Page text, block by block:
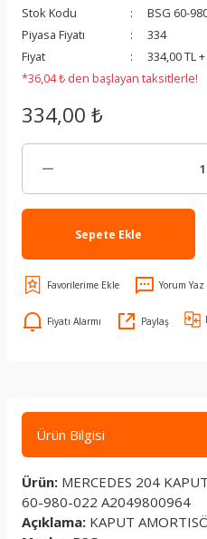
Stok Kodu
BSG 60-
Piyasa Fiyatı
334
Fiyat
334,00 TL
*36,04 ₺ den başlayan taksitlerle!
334,00 ₺
Sepete Ekle
Yorum Yaz
Fiyatı Alarmı Paylaş
Ürün Bilgisi
Ürün: MERCEDES 204
60-980-022 A2049800964
Açıklama: KAPUT